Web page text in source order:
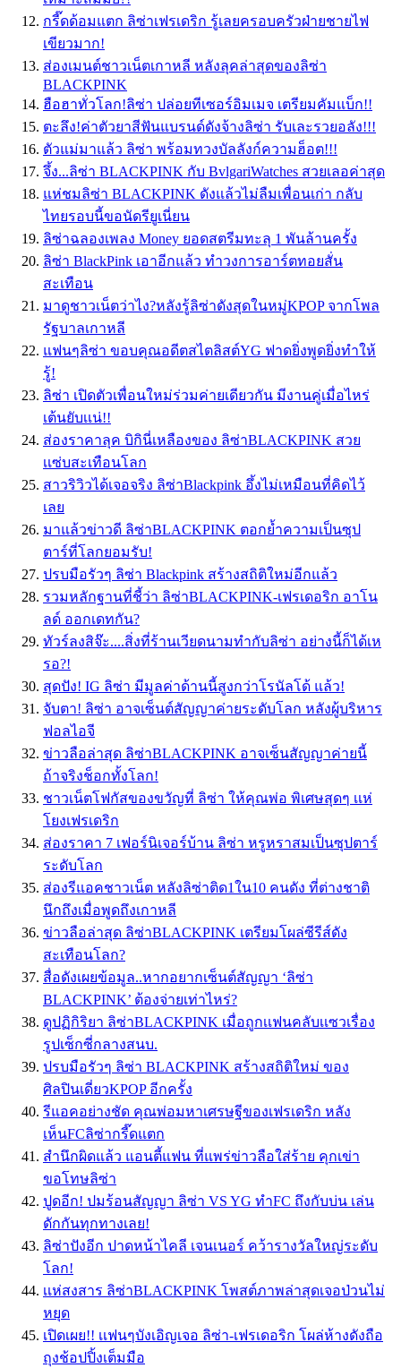
กรี๊ดด้อมแตก ลิซ่าเฟรเดริก รู้เลยครอบครัวฝ่ายชายไฟ
เขียวมาก!
ส่องเมนต์ชาวเน็ตเกาหลี หลังลุคล่าสุดของลิซ่า
BLACKPINK
ฮือฮาทั่วโลก!ลิซ่า ปล่อยทีเซอร์อิมเมจ เตรียมคัมแบ็ก!!
ตะลึง!ค่าตัวยาสีฟันแบรนด์ดังจ้างลิซ่า รับเละรวยอลัง!!!
ตัวแม่มาแล้ว ลิซ่า พร้อมทวงบัลลังก์ความฮ็อต!!!
จึ้ง...ลิซ่า BLACKPINK กับ BvlgariWatches สวยเลอค่าสุด
แห่ชมลิซ่า BLACKPINK ดังแล้วไม่ลืมเพื่อนเก่า กลับ
ไทยรอบนี้ขอนัดรียูเนี่ยน
ลิซ่าฉลองเพลง Money ยอดสตรีมทะลุ 1 พันล้านครั้ง
ลิซ่า BlackPink เอาอีกแล้ว ทำวงการอาร์ตทอยสั่น
สะเทือน
มาดูชาวเน็ตว่าไง?หลังรู้ลิซ่าดังสุดในหมู่KPOP จากโพล
รัฐบาลเกาหลี
แฟนๆลิซ่า ขอบคุณอดีตสไตลิสต์YG ฟาดยิ่งพูดยิ่งทำให้
รู้!
ลิซ่า เปิดตัวเพื่อนใหม่ร่วมค่ายเดียวกัน มีงานคู่เมื่อไหร่
เต้นยับเเน่!!
ส่องราคาลุค บิกินี่เหลืองของ ลิซ่าBLACKPINK สวย
เเซ่บสะเทือนโลก
สาวริวิวได้เจอจริง ลิซ่าBlackpink อึ้งไม่เหมือนที่คิดไว้
เลย
มาแล้วข่าวดี ลิซ่าBLACKPINK ตอกย้ำความเป็นซุป
ตาร์ที่โลกยอมรับ!
ปรบมือรัวๆ ลิซ่า Blackpink สร้างสถิติใหม่อีกแล้ว
รวมหลักฐานที่ชี้ว่า ลิซ่าBLACKPINK-เฟรเดอริก อาโน
ลด์ ออกเดทกัน?
ทัวร์ลงสิจ๊ะ....สิ่งที่ร้านเวียดนามทำกับลิซ่า อย่างนี้ก็ได้เห
รอ?!
สุดปัง! IG ลิซ่า มีมูลค่าด้านนี้สูงกว่าโรนัลโด้ แล้ว!
จับตา! ลิซ่า อาจเซ็นต์สัญญาค่ายระดับโลก หลังผู้บริหาร
ฟอลไอจี
ข่าวลือล่าสุด ลิซ่าBLACKPINK อาจเซ็นสัญญาค่ายนี้
ถ้าจริงช็อกทั้งโลก!
ชาวเน็ตโฟกัสของขวัญที่ ลิซ่า ให้คุณพ่อ พิเศษสุดๆ เเห่
โยงเฟรเดริก
ส่องราคา 7 เฟอร์นิเจอร์บ้าน ลิซ่า หรูหราสมเป็นซุปตาร์
ระดับโลก
ส่องรีแอคชาวเน็ต หลังลิซ่าติด1ใน10 คนดัง ที่ต่างชาติ
นึกถึงเมื่อพูดถึงเกาหลี
ข่าวลือล่าสุด ลิซ่าBLACKPINK เตรียมโผล่ซีรีส์ดัง
สะเทือนโลก?
สื่อดังเผยข้อมูล..หากอยากเซ็นต์สัญญา ‘ลิซ่า
BLACKPINK’ ต้องจ่ายเท่าไหร่?
ดูปฏิกิริยา ลิซ่าBLACKPINK เมื่อถูกเเฟนคลับเเซวเรื่อง
รูปเซ็กซี่กลางสนบ.
ปรบมือรัวๆ ลิซ่า BLACKPINK สร้างสถิติใหม่ ของ
ศิลปินเดี่ยวKPOP อีกครั้ง
รีแอคอย่างชัด คุณพ่อมหาเศรษฐีของเฟรเดริก หลัง
เห็นFCลิซ่ากรี๊ดแตก
สำนึกผิดแล้ว แอนตี้แฟน ที่แพร่ข่าวลือใส่ร้าย คุกเข่า
ขอโทษลิซ่า
ปูดอีก! ปมร้อนสัญญา ลิซ่า VS YG ทำFC ถึงกับบ่น เล่น
ดักกันทุกทางเลย!
ลิซ่าปังอีก ปาดหน้าไคลี เจนเนอร์ คว้ารางวัลใหญ่ระดับ
โลก!
เเห่สงสาร ลิซ่าBLACKPINK โพสต์ภาพล่าสุดเจอป่วนไม่
หยุด
เปิดเผย!! เเฟนๆบังเอิญเจอ ลิซ่า-เฟรเดอริก โผล่ห้างดังถือ
ถุงช้อปปิ้งเต็มมือ